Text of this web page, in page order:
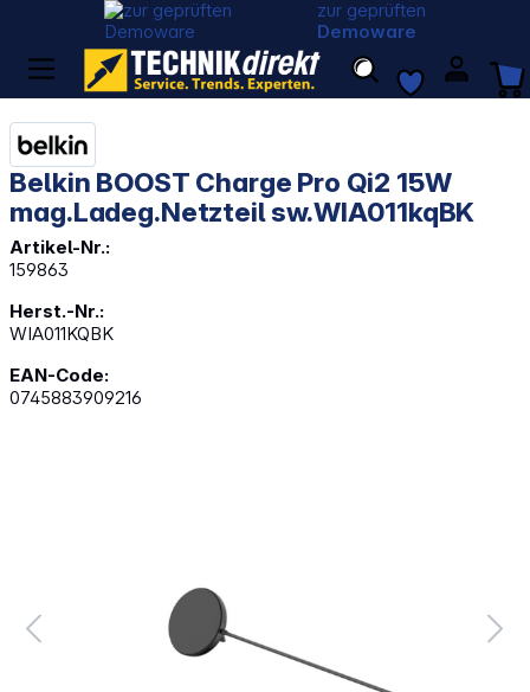
zur geprüften
Demoware
Belkin BOOST Charge Pro Qi2 15W
mag.Ladeg.Netzteil sw.WIA011kqBK
Artikel-Nr.:
159863
Herst.-Nr.:
WIA011KQBK
EAN-Code:
0745883909216